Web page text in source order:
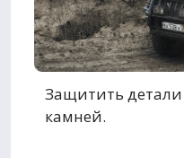
Защитить
камней.